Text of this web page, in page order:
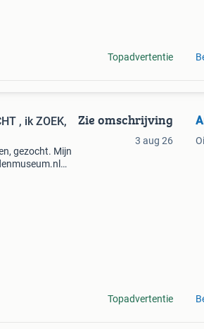
Topadvertentie
gezocht. Mijn
Zie omschrijving
3 aug 26
Topadvertentie